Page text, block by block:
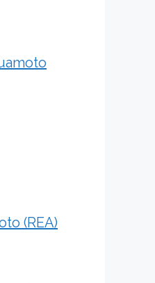
(REA)